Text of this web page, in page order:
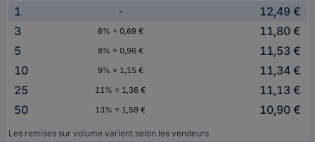
1 -
12,49 €
3
6% = 0,69 €
11,80 €
5
8% = 0,96 €
11,53 €
10
9% = 1,15 €
11,34 €
25
11% = 1,36 €
11,13 €
50
13% = 1,59 € 10,90 €
Les remises sur volume varient selon les vendeurs